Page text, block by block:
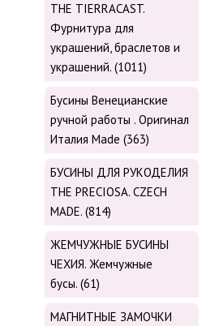
THE TIERRACAST.
Фурнитура для
украшений, браслетов и
украшений. (1011)
Бусины Венецианские
ручной работы . Оригинал
Италия Made (363)
БУСИНЫ ДЛЯ РУКОДЕЛИЯ
THE PRECIOSA. CZECH
MADE. (814)
ЖЕМЧУЖНЫЕ БУСИНЫ
ЧЕХИЯ. Жемчужные
бусы. (61)
МАГНИТНЫЕ ЗАМОЧКИ